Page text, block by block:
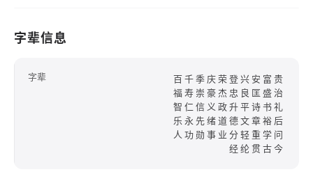
字辈信息
字辈
百千季庆荣登兴安富贵
福寿崇豪杰忠良匡盛治
智仁信义政升平诗书礼
乐永先绪道德文章裕后
人功勋事业分轻重学问
经纶贯古今